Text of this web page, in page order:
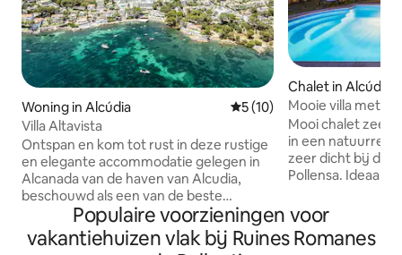
Woning in Alcúdia Gemiddelde beoordeling
5 (10)
Villa Altavista
Ontspan en kom tot rust in deze rustige
en elegante accommodatie gelegen in
Alcanada van de haven van Alcudia,
beschouwd als een van de beste
gebieden in het noorden van Mallorca
vanwege de exclusiviteit van de plek
met uitzicht op zee en op een paar
Chalet in Alcúdia
Mooie villa met
en wifi
Mooi chalet zeer
in een natuurreservaat,
zeer dicht bij de
Pollensa. Ideaal voor gezinnen met en
de fiets van het
alles wat nodig is
aangenaam en
Populaire voorzieningen voor
vakantiehuizen vlak bij Ruines Romanes